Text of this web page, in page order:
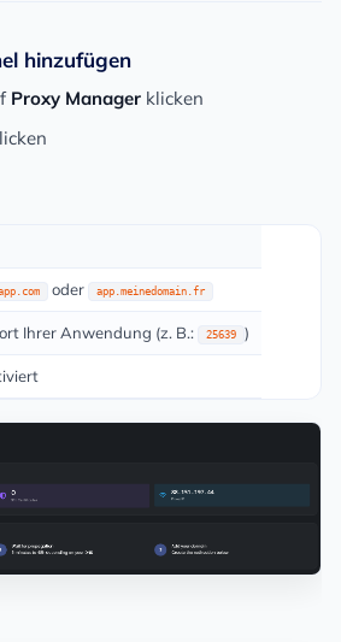
hinzufügen
Proxy Manager klicken
oder app.meinedomain.fr
Ihrer Anwendung (z. B.: 25639 )